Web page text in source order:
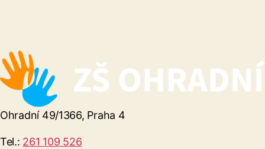
Ohradní 49/1366, Praha 4
Tel.: 261 109 526